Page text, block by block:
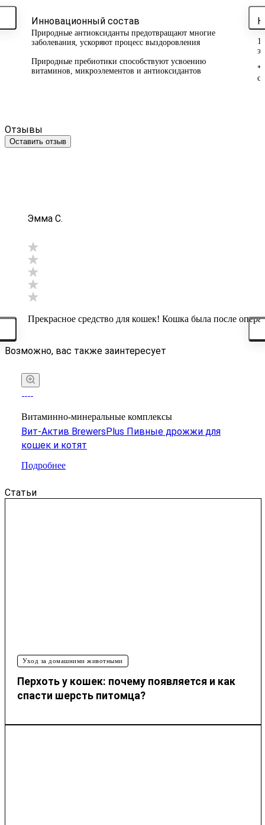
Инновационный состав
Природные антиоксиданты предотвращают многие
заболевания, ускоряют процесс выздоровления
Природные пребиотики способствуют усвоению
витаминов, микроэлементов и антиоксидантов
Отзывы
Оставить отзыв
Эмма С.
Прекрасное средство для кошек! Кошка была после
Возможно, вас также заинтересует
Витаминно-минеральные комплексы
Вит-Актив BrewersPlus Пивные дрожжи для
кошек и котят
Подробнее
Статьи
Уход за домашними животными
Перхоть у кошек: почему появляется и как
спасти шерсть питомца?